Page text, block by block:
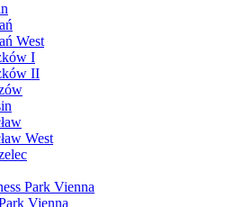
West
I
II
West
Park Vienna
Vienna